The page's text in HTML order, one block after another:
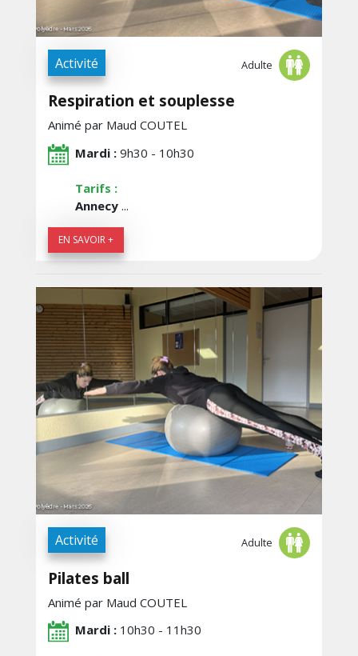
Activité Adulte
Respiration et souplesse
Animé par Maud COUTEL
Mardi : 9h30 - 10h30
Tarifs :
Annecy ...
EN SAVOIR +
Activité Adulte
Pilates ball
Animé par Maud COUTEL
Mardi : 10h30 - 11h30